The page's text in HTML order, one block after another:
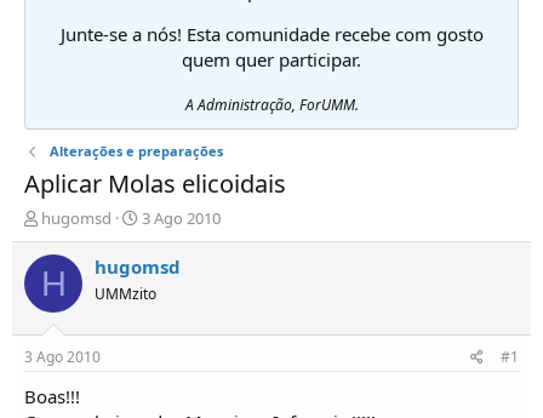
Junte-se a nós! Esta comunidade recebe com gosto
quem quer participar.
A Administração, ForUMM.
Alterações e preparações
Aplicar Molas elicoidais
I
n
i
i
d
o
r
hugomsd
D
a
t
a
d
3 Ago 2010
H hugomsd
UMMzito
3 Ago 2010 #1
Boas!!!